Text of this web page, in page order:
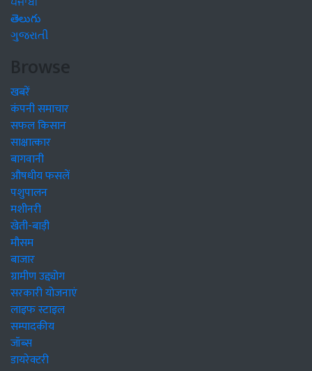
తెలుగు
ગુજરાતી
Browse
खबरें
कंपनी समाचार
सफल किसान
साक्षात्कार
बागवानी
औषधीय फसलें
पशुपालन
मशीनरी
खेती-बाड़ी
मौसम
बाजार
ग्रामीण उद्द्योग
सरकारी योजनाएं
लाइफ स्टाइल
सम्पादकीय
जॉब्स
डायरेक्टरी